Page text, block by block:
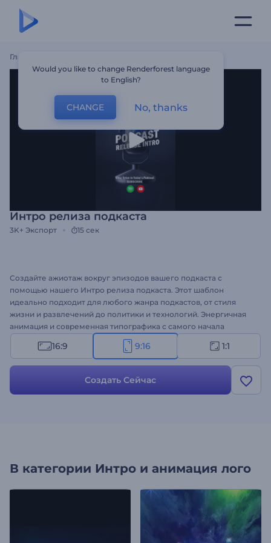
Главная
Интро релиза подкаста
3K+ Экспорт 15 сек
Создайте ажиотаж вокруг эпизодов вашего подкаста с
помощью нашего Интро релиза подкаста. Этот шаблон
идеально подходит для любого жанра подкастов, от стиля
жизни и развлечений до политики и технологий. Энергичная
анимация и современная типографика с самого начала
привлекут внимание ваших слушателей. Его настройка - дело
нескольких минут: все, что вам нужно сделать, - это
текста и фоновой музыки. Создавайте прямо сейчас и
начинайте каждый эпизод с профессионального интро!
16:9 9:16 1:1
Создать Сейчас
В категории Интро и анимация лого
Would you like to change Renderforest language
to English?
CHANGE No, thanks